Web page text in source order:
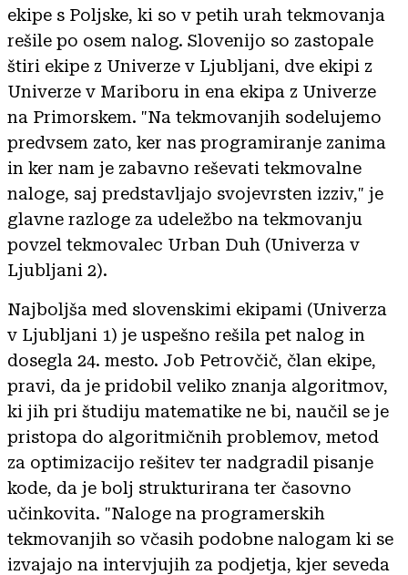
ekipe s Poljske, ki so v petih urah tekmovanja
rešile po osem nalog. Slovenijo so zastopale
štiri ekipe z Univerze v Ljubljani, dve ekipi z
Univerze v Mariboru in ena ekipa z Univerze
na Primorskem. "Na tekmovanjih sodelujemo
predvsem zato, ker nas programiranje zanima
in ker nam je zabavno reševati tekmovalne
naloge, saj predstavljajo svojevrsten izziv," je
glavne razloge za udeležbo na tekmovanju
povzel tekmovalec Urban Duh (Univerza v
Ljubljani 2).
Najboljša med slovenskimi ekipami (Univerza
v Ljubljani 1) je uspešno rešila pet nalog in
dosegla 24. mesto. Job Petrovčič, član ekipe,
pravi, da je pridobil veliko znanja algoritmov,
ki jih pri študiju matematike ne bi, naučil se je
pristopa do algoritmičnih problemov, metod
za optimizacijo rešitev ter nadgradil pisanje
kode, da je bolj strukturirana ter časovno
učinkovita. "Naloge na programerskih
tekmovanjih so včasih podobne nalogam ki se
izvajajo na intervjujih za podjetja, kjer seveda